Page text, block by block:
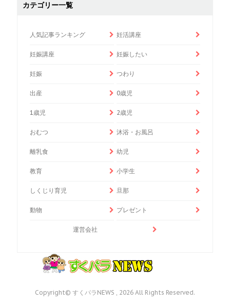
カテゴリー一覧
人気記事ランキング 妊活講座
妊娠講座 妊娠したい
妊娠 つわり
出産 0歳児
1歳児 2歳児
おむつ 沐浴・お風呂
離乳食 幼児
教育 小学生
しくじり育児 旦那
動物 プレゼント
運営会社
Copyright© すくパラNEWS , 2026 All Rights Reserved.